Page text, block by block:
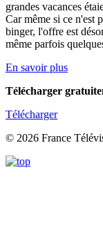
grandes vacances
Car même si ce n'est
binger, l'offre est
même parfois
En savoir plus
Télécharger
Télécharger
© 2026 France